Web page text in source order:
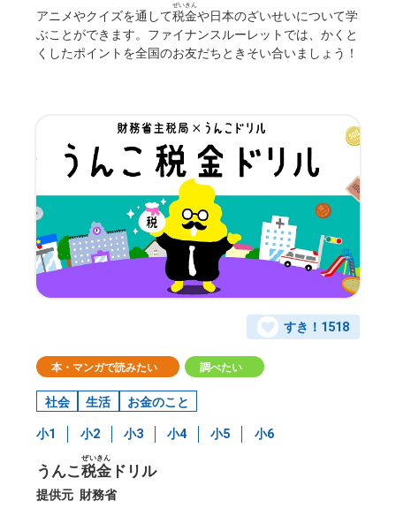
アニメやクイズを通して税金
ぜいきん
や日本のざいせいについて学
ぶことができます。ファイナンスルーレットでは、かくと
くしたポイントを全国のお友だちときそい合いましょう！
すき！ 1518
本・マンガで読みたい 調べたい
社会 生活 お金のこと
小1 小2 小3 小4 小5 小6
うんこ税金
ぜいきん
ドリル
提供元 財務省